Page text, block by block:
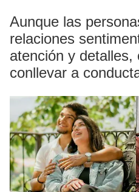
Aunque las
relaciones
atención y detalles,
conllevar a